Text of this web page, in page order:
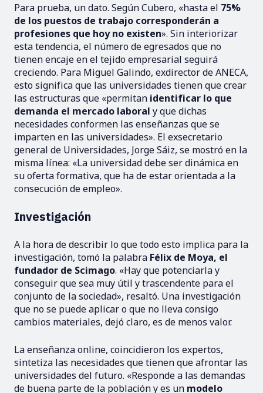
Para prueba, un dato. Según Cubero, «hasta el 75%
de los puestos de trabajo corresponderán a
profesiones que hoy no existen». Sin interiorizar
esta tendencia, el número de egresados que no
tienen encaje en el tejido empresarial seguirá
creciendo. Para Miguel Galindo, exdirector de ANECA,
esto significa que las universidades tienen que crear
las estructuras que «permitan identificar lo que
demanda el mercado laboral y que dichas
necesidades conformen las enseñanzas que se
imparten en las universidades». El exsecretario
general de Universidades, Jorge Sáiz, se mostró en la
misma línea: «La universidad debe ser dinámica en
su oferta formativa, que ha de estar orientada a la
consecución de empleo».
Investigación
A la hora de describir lo que todo esto implica para la
investigación, tomó la palabra Félix de Moya, el
fundador de Scimago. «Hay que potenciarla y
conseguir que sea muy útil y trascendente para el
conjunto de la sociedad», resaltó. Una investigación
que no se puede aplicar o que no lleva consigo
cambios materiales, dejó claro, es de menos valor.
La enseñanza online, coincidieron los expertos,
sintetiza las necesidades que tienen que afrontar las
universidades del futuro. «Responde a las demandas
de buena parte de la población y es un modelo